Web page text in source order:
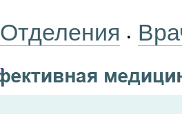
Отделения •